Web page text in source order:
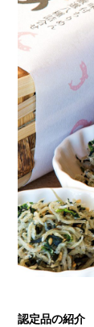
カテゴ
Re
第12回 挑
第10回 岡
第8回 岡
第6回 瀬戸
倉
第2回 真
認定品の紹介